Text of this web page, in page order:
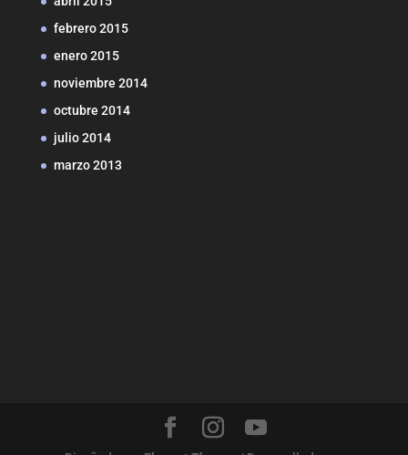
febrero 2015
enero 2015
noviembre 2014
octubre 2014
julio 2014
marzo 2013